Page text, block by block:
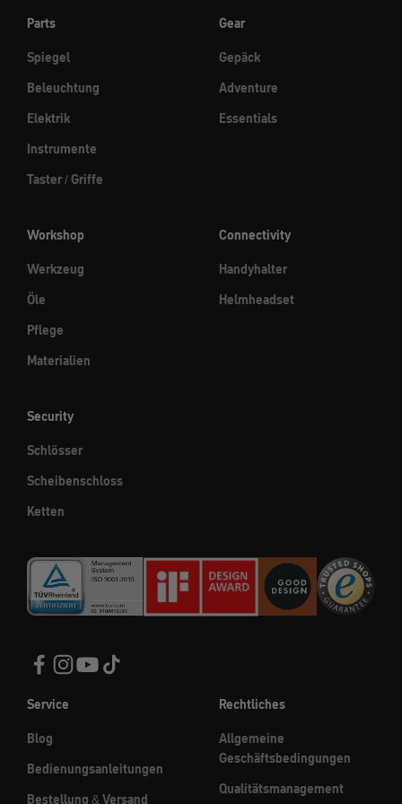
Parts
Spiegel
Beleuchtung
Elektrik
Instrumente
Taster / Griffe
Gear
Gepäck
Adventure
Essentials
Workshop
Werkzeug
Öle
Pflege
Materialien
Connectivity
Handyhalter
Helmheadset
Security
Schlösser
Scheibenschloss
Ketten
Service
Blog
Bedienungsanleitungen
Bestellung & Versand
Rechtliches
Allgemeine
Geschäftsbedingungen
Qualitätsmanagement